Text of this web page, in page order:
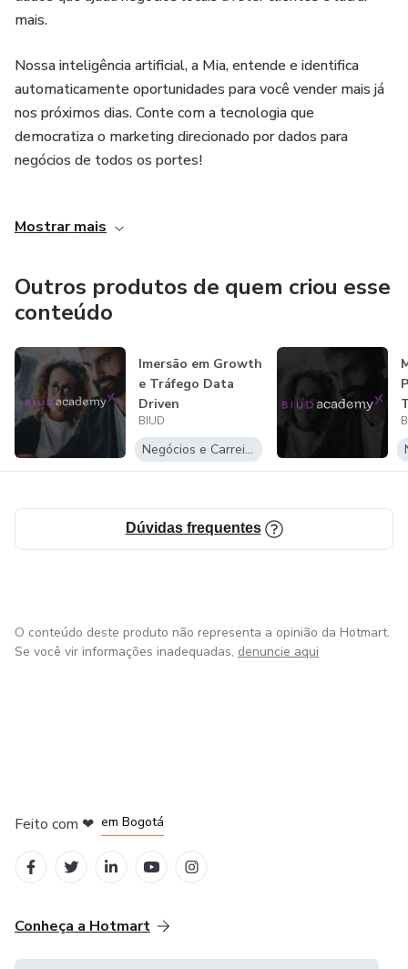
mais.
Nossa inteligência artificial, a Mia, entende e identifica
automaticamente oportunidades para você vender mais já
nos próximos dias. Conte com a tecnologia que
democratiza o marketing direcionado por dados para
negócios de todos os portes!
da BIUD Academy, especialista em Data Driven Marketing
mundo!
Mostrar mais
Outros produtos de quem criou esse
conteúdo
Imersão em Growth
e Tráfego Data
Driven
BIUD
Negócios e Carreira
Dúvidas frequentes
O conteúdo deste produto não representa a opinião da Hotmart.
Se você vir informações inadequadas, denuncie aqui
Feito com ❤ em Bogotá
Conheça a Hotmart